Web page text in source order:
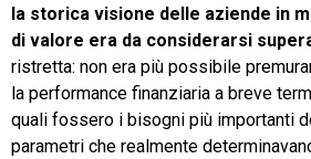
la storica visione delle aziende in
di valore era da considerarsi
ristretta: non era più possibile
la performance finanziaria a breve
quali fossero i bisogni più importanti
parametri che realmente